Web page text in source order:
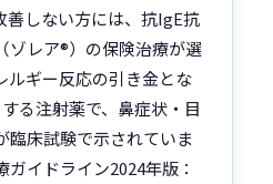
善しない方には、抗IgE抗
ゾレア®）の保険治療が選
ルギー反応の引き金とな
る注射薬で、鼻症状・目
臨床試験で示されていま
イドライン2024年版：